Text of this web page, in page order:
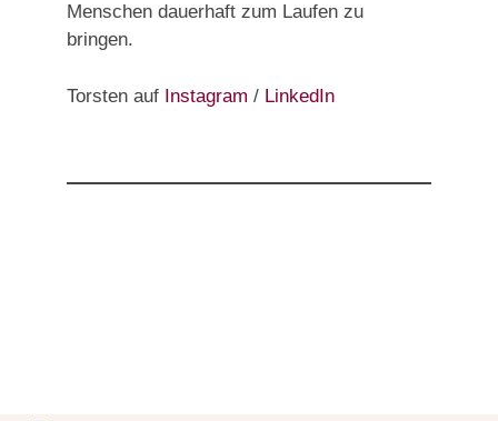
Menschen dauerhaft zum Laufen zu
bringen.
Torsten auf Instagram / LinkedIn